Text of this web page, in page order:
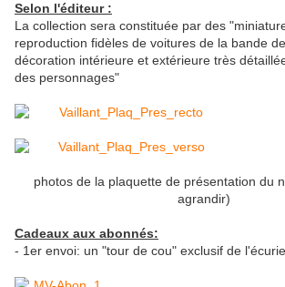
Selon l'éditeur :
La collection sera constituée par des
reproduction fidèles de voitures de la bande
décoration intérieure et extérieure très
des personnages"
photos de la plaquette de présentation du
agrandir)
Cadeaux aux abonnés:
- 1er envoi: un "tour de cou" exclusif de l'écurie